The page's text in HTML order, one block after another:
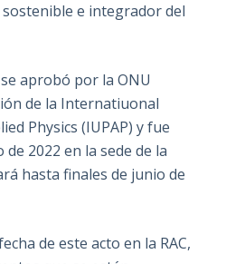
e integrador del
aprobó por la ONU
de la Internatiuonal
Physics (IUPAP) y fue
2022 en la sede de la
hasta finales de junio de
de este acto en la RAC,